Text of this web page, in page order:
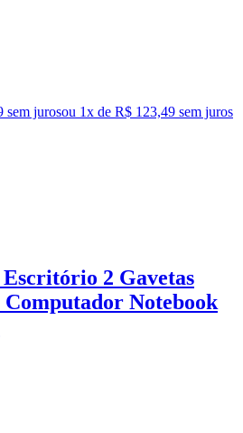
sem jurosou 1x de R$ 123,49 sem juros
2 Gavetas
Notebook